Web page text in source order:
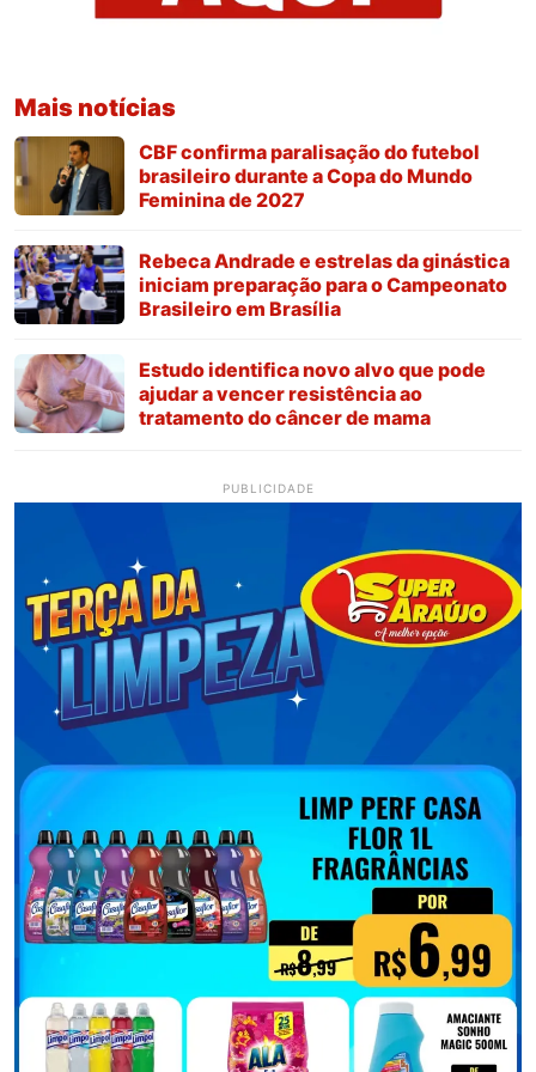
Mais notícias
CBF confirma paralisação do futebol
brasileiro durante a Copa do Mundo
Feminina de 2027
Rebeca Andrade e estrelas da ginástica
iniciam preparação para o Campeonato
Brasileiro em Brasília
Estudo identifica novo alvo que pode
ajudar a vencer resistência ao
tratamento do câncer de mama
PUBLICIDADE